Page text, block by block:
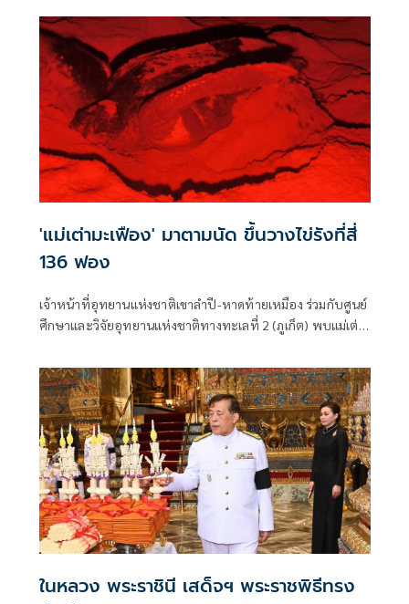
กระทรวง​ ชง ครม. บังคับใช้
'แม่เต่ามะเฟือง' มาตามนัด ขึ้นวางไข่รังที่สี่
136 ฟอง
เจ้าหน้าที่อุทยานแห่งชาติเขาลำปี-หาดท้ายเหมือง ร่วมกับศูนย์
ศึกษาและวิจัยอุทยานแห่งชาติทางทะเลที่ 2 (ภูเก็ต) พบแม่เต่า
ในหลวง พระราชินี เสด็จฯ พระราชพิธีทรง